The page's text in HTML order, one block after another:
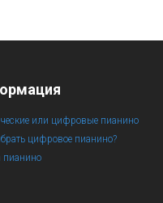
или цифровые пианино
цифровое пианино?
пианино